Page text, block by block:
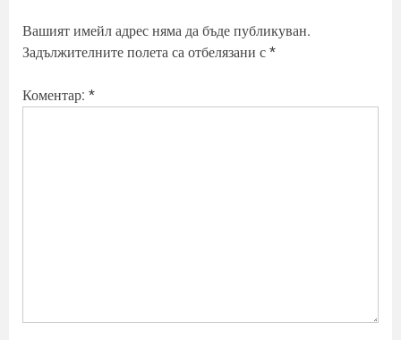
Вашият имейл адрес няма да бъде публикуван.
Задължителните полета са отбелязани с *
Коментар: *